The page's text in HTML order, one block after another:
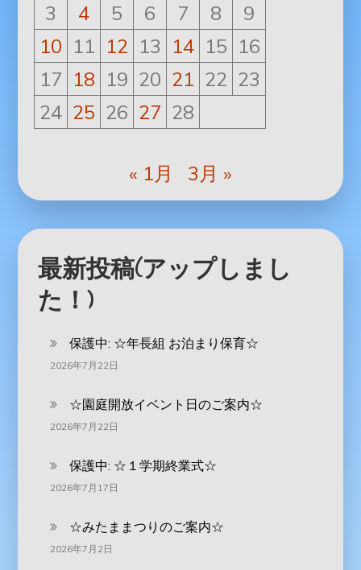
3
4 5 6 7 8
9
10 11 12 13 14 15 16
17 18 19 20 21 22 23
24 25 26 27 28
« 1月 3月 »
最新投稿(アップしまし
た！)
保護中: ‪☆年長組 お泊まり保育☆
2026年7月22日
☆園庭開放イベント日のご案内☆
2026年7月22日
保護中: ☆１学期終業式☆
2026年7月17日
☆みたままつりのご案内☆
2026年7月2日